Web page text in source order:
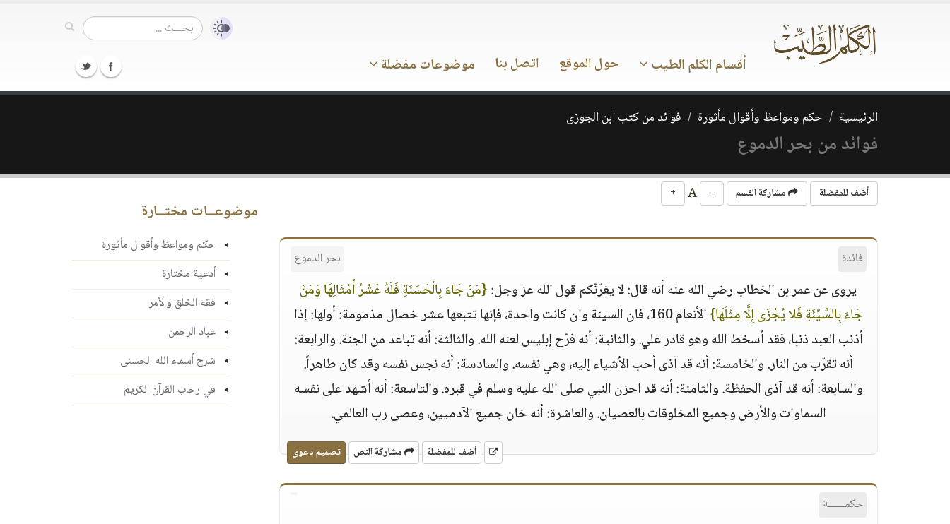
أقسام الكلم الطيب حول الموقع اتصل بنا موضوعات مفضلة
الرئيسية حكم ومواعظ وأقوال مأثورة فوائد من كتب ابن الجوزى
فوائد من بحر الدموع
أضف للمفضلة مشاركة القسم -
+
فائدة بحر الدموع
يروى عن عمر بن الخطاب رضي الله عنه أنه قال: لا يغرّنّكم قول الله عز وجل:{مَنْ جَاءَ بِالْحَسَنَةِ فَلَهُ عَشْرُ أَمْثَالِهَا وَمَنْ
جَاءَ بِالسَّيِّئَةِ فَلا يُجْزَى إِلَّا مِثْلَهَا}
الأنعام 160، فان السيئة وان كانت واحدة، فإنها تتبعها عشر خصال مذمومة: أولها: إذا
أذنب العبد ذنبا، فقد أسخط الله وهو قادر علي. والثانية: أنه فرّح إبليس لعنه الله. والثالثة: أنه تباعد من الجنة. والرابعة:
أنه تقرّب من النار. والخامسة: أنه قد آذى أحب الأشياء إليه، وهي نفسه. والسادسة: أنه نجس نفسه وقد كان طاهراً.
والسابعة: أنه قد آذى الحفظة. والثامنة: أنه قد احزن النبي صلى الله عليه وسلم في قبره. والتاسعة: أنه أشهد على نفسه
السماوات والأرض وجميع المخلوقات بالعصيان. والعاشرة: أنه خان جميع الآدميين، وعصى رب العالمي.
أضف للمفضلة مشاركة النص تصميم دعوي
حكمــــــة
موضوعــات مختــارة
حكم ومواعظ وأقوال مأثورة
أدعية مختارة
فقه الخلق والأمر
عباد الرحمن
شرح أسماء الله الحسنى
في رحاب القرآن الكريم